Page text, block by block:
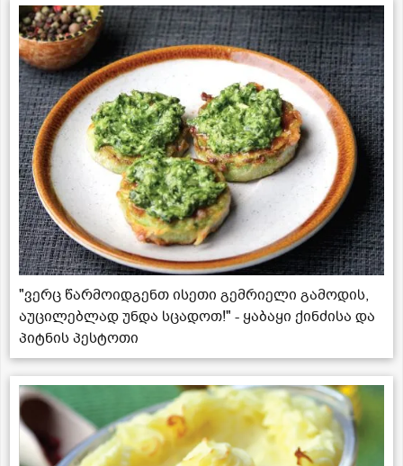
"ვერც წარმოიდგენთ ისეთი გემრიელი გამოდის,
აუცილებლად უნდა სცადოთ!" - ყაბაყი ქინძისა და
პიტნის პესტოთი